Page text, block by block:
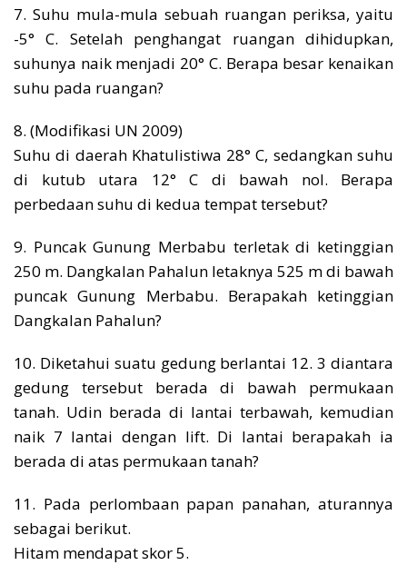
7. Suhu mula-mula sebuah ruangan periksa, yaitu
-5° C. Setelah penghangat ruangan dihidupkan,
suhunya naik menjadi 20° C. Berapa besar kenaikan
suhu pada ruangan?
8. (Modifikasi UN 2009)
Suhu di daerah Khatulistiwa 28° C, sedangkan suhu
di kutub utara 12° C di bawah nol. Berapa
perbedaan suhu di kedua tempat tersebut?
9. Puncak Gunung Merbabu terletak di ketinggian
250 m. Dangkalan Pahalun letaknya 525 m di bawah
puncak Gunung Merbabu. Berapakah ketinggian
Dangkalan Pahalun?
10. Diketahui suatu gedung berlantai 12. 3 diantara
gedung tersebut berada di bawah permukaan
tanah. Udin berada di lantai terbawah, kemudian
naik 7 lantai dengan lift. Di lantai berapakah ia
berada di atas permukaan tanah?
11. Pada perlombaan papan panahan, aturannya
sebagai berikut.
Hitam mendapat skor 5.